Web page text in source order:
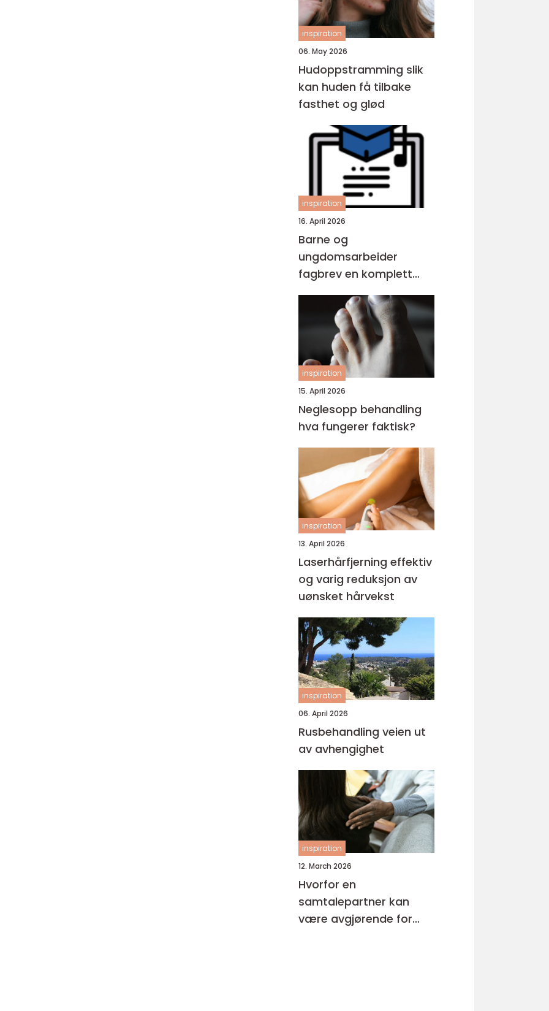
inspiration
06. May 2026
Hudoppstramming slik
kan huden få tilbake
fasthet og glød
inspiration
16. April 2026
Barne og
ungdomsarbeider
fagbrev en komplett
guide for voksne
inspiration
15. April 2026
Neglesopp behandling
hva fungerer faktisk?
inspiration
13. April 2026
Laserhårfjerning effektiv
og varig reduksjon av
uønsket hårvekst
inspiration
06. April 2026
Rusbehandling veien ut
av avhengighet
inspiration
12. March 2026
Hvorfor en
samtalepartner kan
være avgjørende for